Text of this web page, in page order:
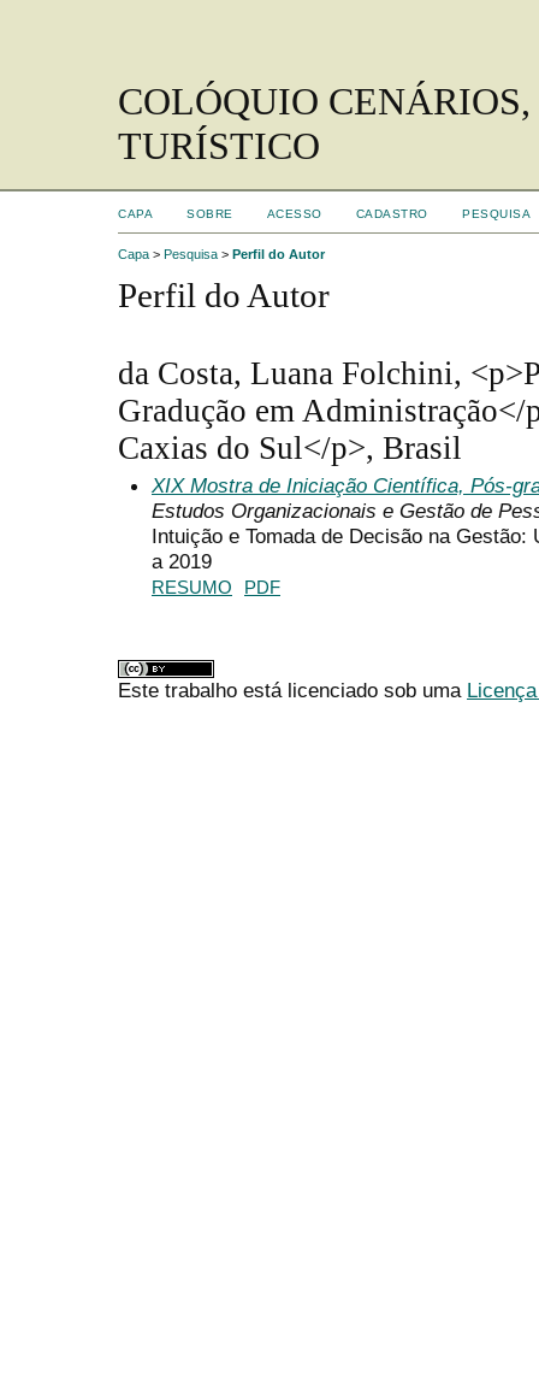
COLÓQUIO
TURÍSTICO
CAPA SOBRE ACESSO CADASTRO PESQUISA
Capa > Pesquisa > Perfil do Autor
Perfil do Autor
da Costa, Luana Folchini,
Gradução em
Caxias do Sul</p>, Brasil
XIX Mostra de Iniciação Científica, Pós-
Estudos Organizacionais e Gestão de
Intuição e Tomada de Decisão na
a 2019
RESUMO PDF
Este trabalho está licenciado sob uma